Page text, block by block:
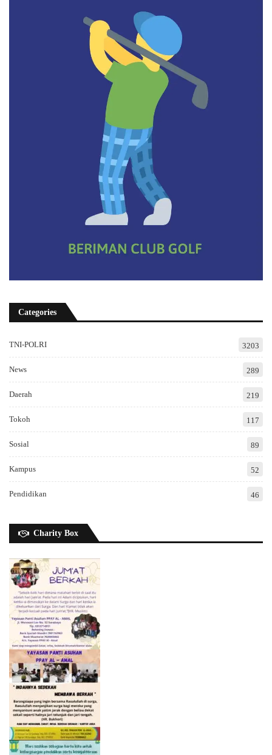
Categories
TNI-POLRI 3203
News 289
Daerah 219
Tokoh 117
Sosial 89
Kampus 52
Pendidikan 46
Charity Box